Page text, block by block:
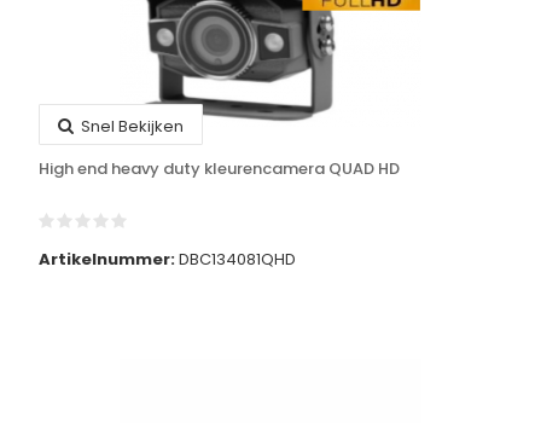
Snel Bekijken
High end heavy duty kleurencamera QUAD HD
Artikelnummer:DBC134081QHD